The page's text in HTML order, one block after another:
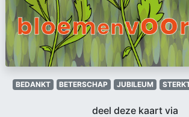
BEDANKT BETERSCHAP JUBILEUM
deel deze kaart via